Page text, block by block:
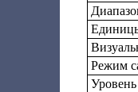
Режим
Уровень